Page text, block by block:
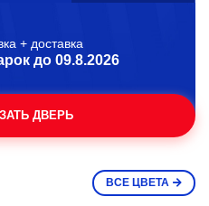
+ доставка
до 09.8.2026
ДВЕРЬ
ВСЕ ЦВЕТА